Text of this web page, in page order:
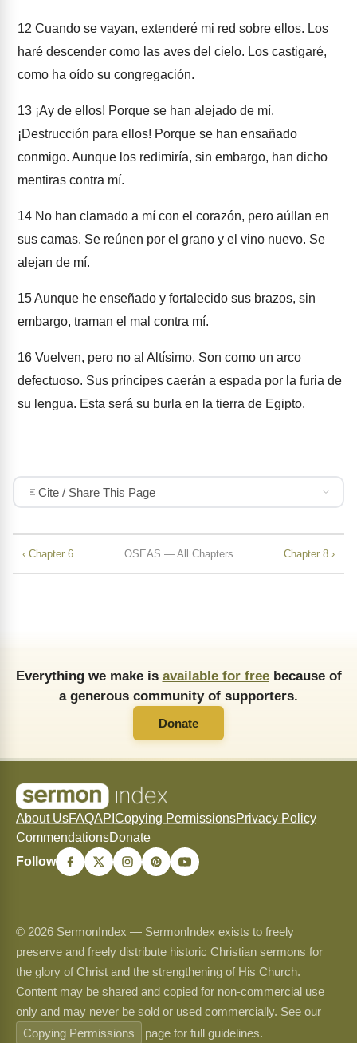
12 Cuando se vayan, extenderé mi red sobre ellos. Los
haré descender como las aves del cielo. Los castigaré,
como ha oído su congregación.
13 ¡Ay de ellos! Porque se han alejado de mí.
¡Destrucción para ellos! Porque se han ensañado
conmigo. Aunque los redimiría, sin embargo, han dicho
mentiras contra mí.
14 No han clamado a mí con el corazón, pero aúllan en
sus camas. Se reúnen por el grano y el vino nuevo. Se
alejan de mí.
15Aunque he enseñado y fortalecido sus brazos, sin
embargo, traman el mal contra mí.
16 Vuelven, pero no al Altísimo. Son como un arco
defectuoso. Sus príncipes caerán a espada por la furia de
su lengua. Esta será su burla en la tierra de Egipto.
Cite / Share This Page
‹ Chapter 6 OSEAS — All Chapters Chapter 8 ›
Everything we make is available for freebecause of
a generous community of supporters.
Donate
About UsFAQAPI Copying PermissionsPrivacy Policy
CommendationsDonate
Follow
© 2026 SermonIndex — SermonIndex exists to freely
preserve and freely distribute historic Christian sermons for
the glory of Christ and the strengthening of His Church.
Content may be shared and copied for non-commercial use
only and may never be sold or used commercially. See our
Copying Permissions
page for full guidelines.